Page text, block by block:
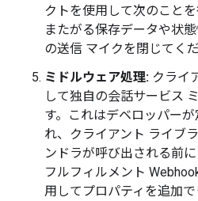
クトを使用して次のこと
またがる保存データや状
の送信 マイクを閉じてくだ
ミドルウェア処理: クライ
して独自の会話サービス
す。これはデベロッパー
れ、クライアント ライブ
ンドラが呼び出される前に
フルフィルメント
用してプロパティを追加